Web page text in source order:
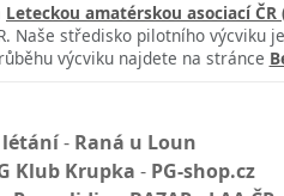
Leteckou amatérskou asociací ČR
středisko pilotního výcviku
výcviku najdete na stránce
- Raná u Loun
Klub Krupka - PG-shop.cz